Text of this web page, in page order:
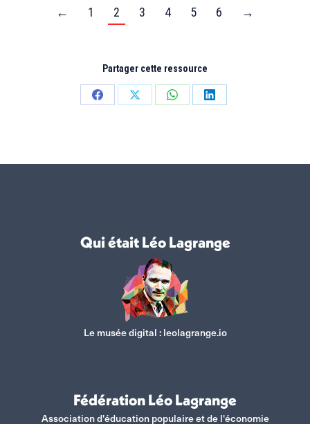
← 1 2 3 4 5 6 →
Partager cette ressource
PartagerPartagerPartagerPartager
Qui était Léo Lagrange
Le musée digital :leolagrange.io
Fédération Léo Lagrange
Association d'éducation populaire et de l'économie